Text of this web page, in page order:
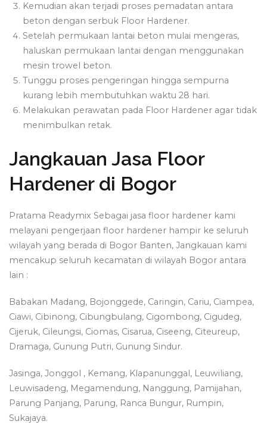
Kemudian akan terjadi proses pemadatan antara
beton dengan serbuk Floor Hardener.
Setelah permukaan lantai beton mulai mengeras,
haluskan permukaan lantai dengan menggunakan
mesin trowel beton.
Tunggu proses pengeringan hingga sempurna
kurang lebih membutuhkan waktu 28 hari.
Melakukan perawatan pada Floor Hardener agar tidak
menimbulkan retak.
Jangkauan Jasa Floor
Hardener di Bogor
Pratama Readymix Sebagai jasa floor hardener kami
melayani pengerjaan floor hardener hampir ke seluruh
wilayah yang berada di Bogor Banten, Jangkauan kami
mencakup seluruh kecamatan di wilayah Bogor antara
lain :
Babakan Madang, Bojonggede, Caringin, Cariu, Ciampea,
Ciawi, Cibinong, Cibungbulang, Cigombong, Cigudeg,
Cijeruk, Cileungsi, Ciomas, Cisarua, Ciseeng, Citeureup,
Dramaga, Gunung Putri, Gunung Sindur.
Jasinga, Jonggol , Kemang, Klapanunggal, Leuwiliang,
Leuwisadeng, Megamendung, Nanggung, Pamijahan,
Parung Panjang, Parung, Ranca Bungur, Rumpin,
Sukajaya.